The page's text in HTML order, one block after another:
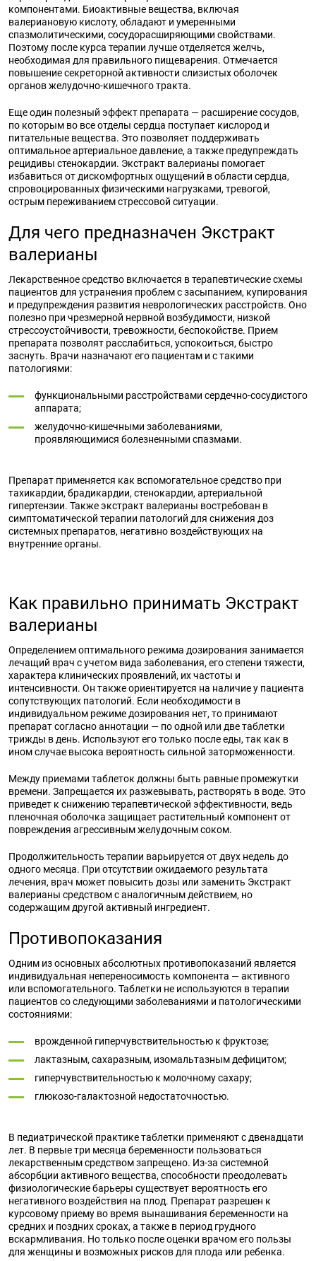
компонентами. Биоактивные вещества, включая
валериановую кислоту, обладают и умеренными
спазмолитическими, сосудорасширяющими свойствами.
Поэтому после курса терапии лучше отделяется желчь,
необходимая для правильного пищеварения. Отмечается
повышение секреторной активности слизистых оболочек
органов желудочно-кишечного тракта.
Еще один полезный эффект препарата — расширение сосудов,
по которым во все отделы сердца поступает кислород и
питательные вещества. Это позволяет поддерживать
оптимальное артериальное давление, а также предупреждать
рецидивы стенокардии. Экстракт валерианы помогает
избавиться от дискомфортных ощущений в области сердца,
спровоцированных физическими нагрузками, тревогой,
острым переживанием стрессовой ситуации.
Для чего предназначен Экстракт
валерианы
Лекарственное средство включается в терапевтические схемы
пациентов для устранения проблем с засыпанием, купирования
и предупреждения развития неврологических расстройств. Оно
полезно при чрезмерной нервной возбудимости, низкой
стрессоустойчивости, тревожности, беспокойстве. Прием
препарата позволят расслабиться, успокоиться, быстро
заснуть. Врачи назначают его пациентам и с такими
патологиями:
функциональными расстройствами сердечно-сосудистого
аппарата;
желудочно-кишечными заболеваниями,
проявляющимися болезненными спазмами.
Препарат применяется как вспомогательное средство при
тахикардии, брадикардии, стенокардии, артериальной
гипертензии. Также экстракт валерианы востребован в
симптоматической терапии патологий для снижения доз
системных препаратов, негативно воздействующих на
внутренние органы.
Как правильно принимать Экстракт
валерианы
Определением оптимального режима дозирования занимается
лечащий врач с учетом вида заболевания, его степени тяжести,
характера клинических проявлений, их частоты и
интенсивности. Он также ориентируется на наличие у пациента
сопутствующих патологий. Если необходимости в
индивидуальном режиме дозирования нет, то принимают
препарат согласно аннотации — по одной или две таблетки
трижды в день. Используют его только после еды, так как в
ином случае высока вероятность сильной заторможенности.
Между приемами таблеток должны быть равные промежутки
времени. Запрещается их разжевывать, растворять в воде. Это
приведет к снижению терапевтической эффективности, ведь
пленочная оболочка защищает растительный компонент от
повреждения агрессивным желудочным соком.
Продолжительность терапии варьируется от двух недель до
одного месяца. При отсутствии ожидаемого результата
лечения, врач может повысить дозы или заменить Экстракт
валерианы средством с аналогичным действием, но
содержащим другой активный ингредиент.
Противопоказания
Одним из основных абсолютных противопоказаний является
индивидуальная непереносимость компонента — активного
или вспомогательного. Таблетки не используются в терапии
пациентов со следующими заболеваниями и патологическими
состояниями:
врожденной гиперчувствительностью к фруктозе;
лактазным, сахаразным, изомальтазным дефицитом;
гиперчувствительностью к молочному сахару;
глюкозо-галактозной недостаточностью.
В педиатрической практике таблетки применяют с двенадцати
лет. В первые три месяца беременности пользоваться
лекарственным средством запрещено. Из-за системной
абсорбции активного вещества, способности преодолевать
физиологические барьеры существует вероятность его
негативного воздействия на плод. Препарат разрешен к
курсовому приему во время вынашивания беременности на
средних и поздних сроках, а также в период грудного
вскармливания. Но только после оценки врачом его пользы
для женщины и возможных рисков для плода или ребенка.